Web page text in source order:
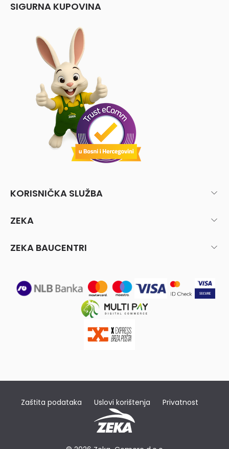
SIGURNA KUPOVINA
KORISNIČKA SLUŽBA
ZEKA
ZEKA BAUCENTRI
Zaštita podataka Uslovi korištenja Privatnost